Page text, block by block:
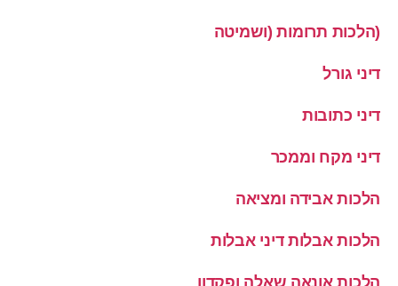
(הלכות תרומות (ושמיטה
דיני גורל
דיני כתובות
דיני מקח וממכר
הלכות אבידה ומציאה
הלכות אבלות דיני אבלות
הלכות אונאה שאלה ופקדון